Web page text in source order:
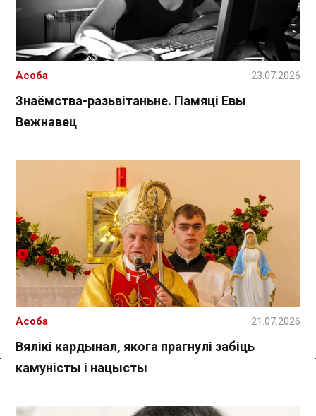
Спасылка без VPN
Знаёмства-разьвітаньне. Памяці Евы
Вежнавец
Асоба 23.07.2026
Вялікі кардынал, якога прагнулі забіць
камуністы і нацысты
Асоба 21.07.2026